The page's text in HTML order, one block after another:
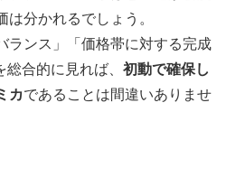
分かれるでしょう。
ランス」「価格帯に対する完成
合的に見れば、 初動で確保し
カであることは間違いありませ